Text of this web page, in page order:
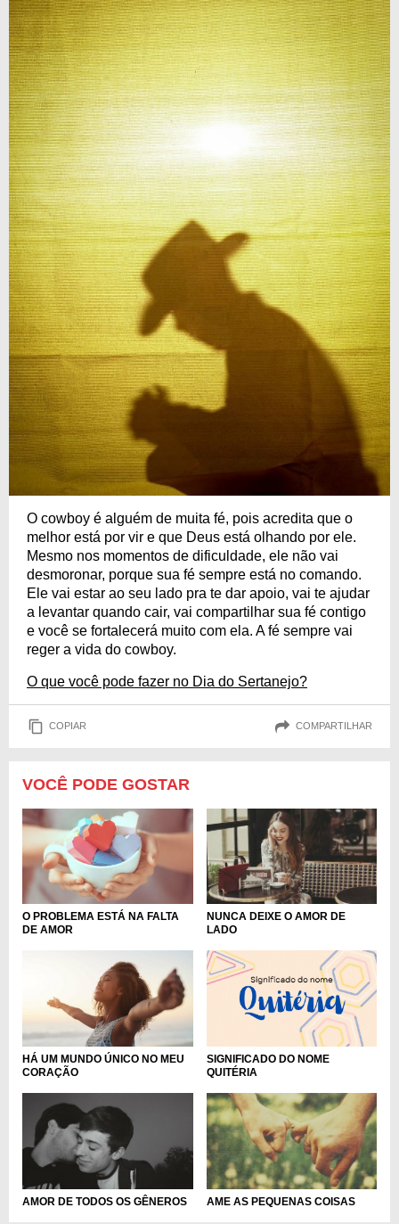
O cowboy é alguém de muita fé, pois acredita que o
melhor está por vir e que Deus está olhando por ele.
Mesmo nos momentos de dificuldade, ele não vai
desmoronar, porque sua fé sempre está no comando.
Ele vai estar ao seu lado pra te dar apoio, vai te ajudar
a levantar quando cair, vai compartilhar sua fé contigo
e você se fortalecerá muito com ela. A fé sempre vai
reger a vida do cowboy.
O que você pode fazer no Dia do Sertanejo?
COPIAR COMPARTILHAR
VOCÊ PODE GOSTAR
O PROBLEMA ESTÁ NA FALTA
DE AMOR
NUNCA DEIXE O AMOR DE
LADO
HÁ UM MUNDO ÚNICO NO MEU
CORAÇÃO
SIGNIFICADO DO NOME
QUITÉRIA
AMOR DE TODOS OS GÊNEROS AME AS PEQUENAS COISAS